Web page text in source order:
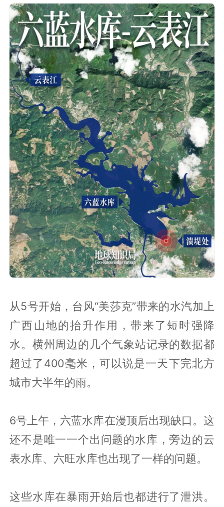
从5号开始，台风“美莎克”带来的水汽加上
广西山地的抬升作用，带来了短时强降
水。横州周边的几个气象站记录的数据都
超过了400毫米，可以说是一天下完北方
城市大半年的雨。
6号上午，六蓝水库在漫顶后出现缺口。这
还不是唯一一个出问题的水库，旁边的云
表水库、六旺水库也出现了一样的问题。
这些水库在暴雨开始后也都进行了泄洪。